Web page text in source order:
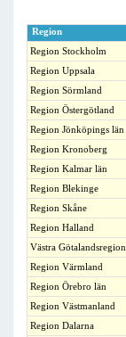
Region
Region Stockholm
Region Uppsala
Region Sörmland
Region Östergötland
Region Jönköpings län
Region Kronoberg
Region Kalmar län
Region Blekinge
Region Skåne
Region Halland
Västra
Region Värmland
Region Örebro län
Region Västmanland
Region Dalarna